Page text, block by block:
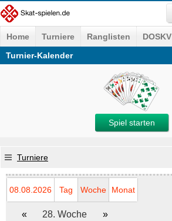
Home Turniere Ranglisten DOSKV
Turnier-Kalender
Spiel starten
Turniere
08.08.2026 Tag Woche Monat
« 28. Woche »